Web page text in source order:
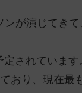
が演じてき
されています
おり、現在最